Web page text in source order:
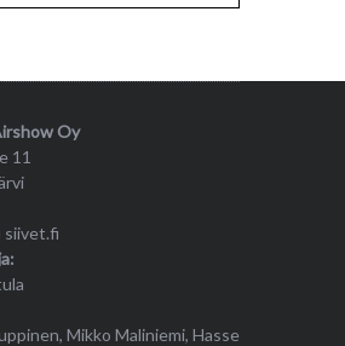
Oy
11
siivet.fi
Mikko Maliniemi, Hasse